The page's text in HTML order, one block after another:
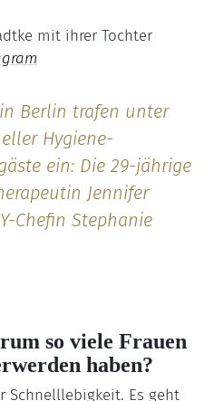
Berlin trafen unter
Hygiene-
ein: Die 29-jährige
Jennifer
Chefin Stephanie
so viele Frauen
haben?
Schnelllebigkeit. Es geht